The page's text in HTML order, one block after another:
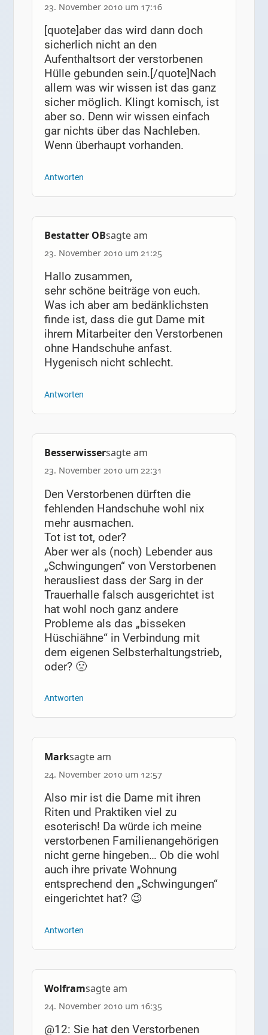
23. November 2010 um 17:16
[quote]aber das wird dann doch
sicherlich nicht an den
Aufenthaltsort der verstorbenen
Hülle gebunden sein.[/quote]Nach
allem was wir wissen ist das ganz
sicher möglich. Klingt komisch, ist
aber so. Denn wir wissen einfach
gar nichts über das Nachleben.
Wenn überhaupt vorhanden.
Antworten
Bestatter OBsagte am
23. November 2010 um 21:25
Hallo zusammen,
sehr schöne beiträge von euch.
Was ich aber am bedänklichsten
finde ist, dass die gut Dame mit
ihrem Mitarbeiter den Verstorbenen
ohne Handschuhe anfast.
Hygenisch nicht schlecht.
Antworten
Besserwissersagte am
23. November 2010 um 22:31
Den Verstorbenen dürften die
fehlenden Handschuhe wohl nix
mehr ausmachen.
Tot ist tot, oder?
Aber wer als (noch) Lebender aus
„Schwingungen“ von Verstorbenen
herausliest dass der Sarg in der
Trauerhalle falsch ausgerichtet ist
hat wohl noch ganz andere
Probleme als das „bisseken
Hüschiähne“ in Verbindung mit
dem eigenen Selbsterhaltungstrieb,
oder? 🙁
Antworten
Marksagte am
24. November 2010 um 12:57
Also mir ist die Dame mit ihren
Riten und Praktiken viel zu
esoterisch! Da würde ich meine
verstorbenen Familienangehörigen
nicht gerne hingeben… Ob die wohl
auch ihre private Wohnung
entsprechend den „Schwingungen“
eingerichtet hat? 😉
Antworten
Wolframsagte am
24. November 2010 um 16:35
@12: Sie hat den Verstorbenen